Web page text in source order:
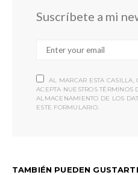
Suscríbete a mi
AL MARCAR ESTA
ACEPTA NUESTROS TÉRMINOS
ALMACENAMIENTO DE LOS
ESTE FORMULARIO.
TAMBIÉN PUEDEN